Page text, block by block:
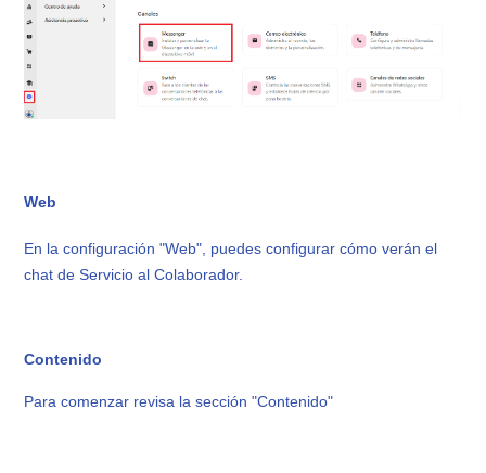
Web
En la configuración "Web", puedes configurar cómo verán el
chat de Servicio al Colaborador.
Contenido
Para comenzar revisa la sección "Contenido"